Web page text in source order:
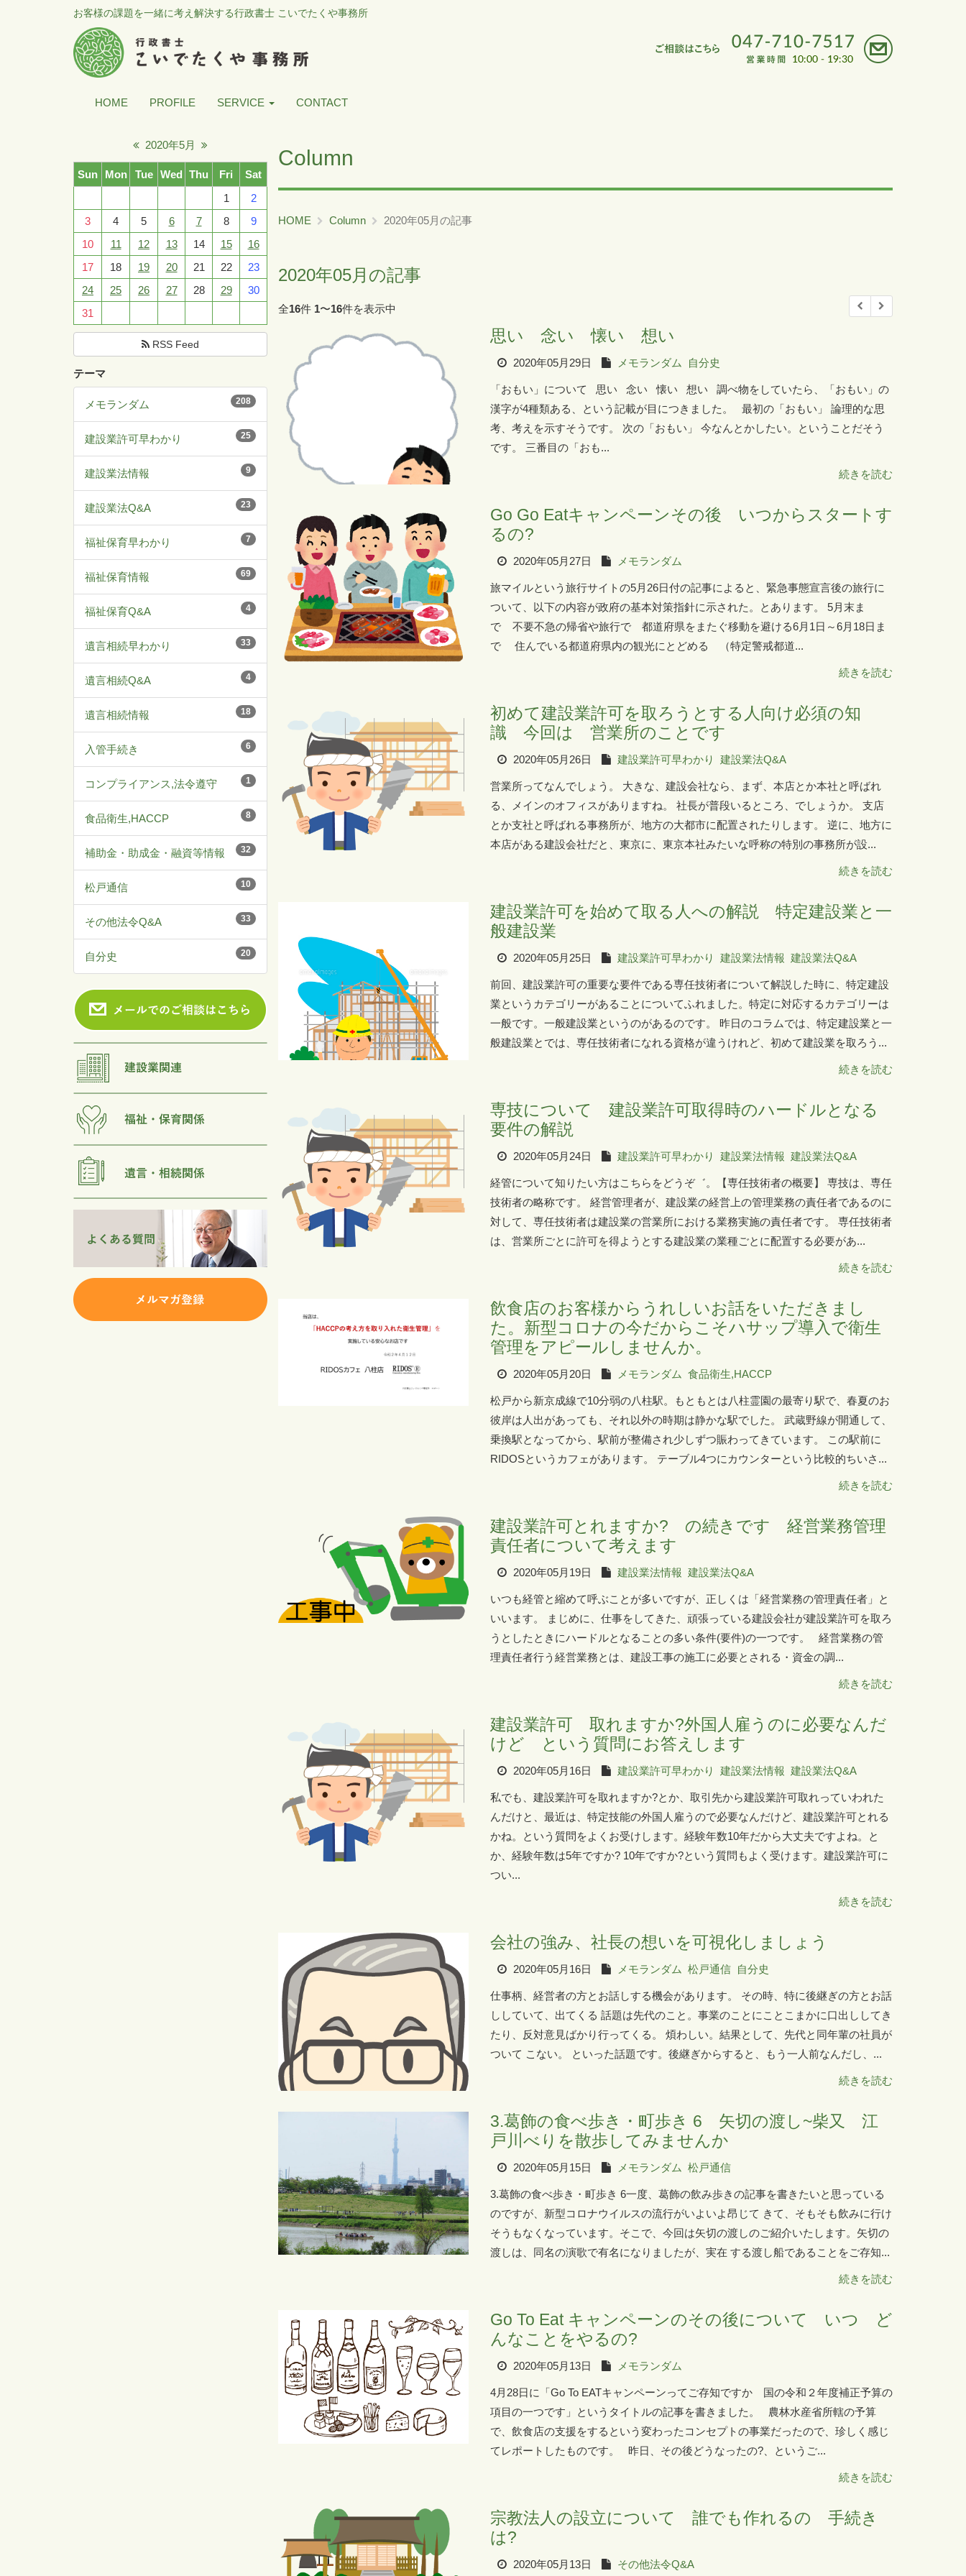
お客様の課題を一緒に考え解決する行政書士 こいでたくや事務所
HOME PROFILE SERVICE CONTACT
2020年5月
Sun Mon Tue Wed Thu Fri
Sat
1
2
3
4 5 6 7 8
9
10
11 12 13 14 15
16
17
18 19 20 21 22
23
24
25 26 27 28 29
30
31
RSS Feed
テーマ
208
メモランダム
25
建設業許可早わかり
9
建設業法情報
23
建設業法Q&A
7
福祉保育早わかり
69
福祉保育情報
4
福祉保育Q&A
33
遺言相続早わかり
4
遺言相続Q&A
18
遺言相続情報
6
入管手続き
1
コンプライアンス,法令遵守
8
食品衛生,HACCP
32
補助金・助成金・融資等情報
10
松戸通信
33
その他法令Q&A
20
自分史
Column
HOME Column 2020年05月の記事
2020年05月の記事
全16件 1〜16件を表示中
思い 念い 懐い 想い
2020年05月29日 メモランダム 自分史
「おもい」について 思い 念い 懐い 想い 調べ物をしていたら、「おもい」の
漢字が4種類ある、という記載が目につきました。 最初の「おもい」 論理的な思
考、考えを示すそうです。 次の「おもい」 今なんとかしたい。ということだそう
です。 三番目の「おも...
続きを読む
Go Go Eatキャンペーンその後 いつからスタートす
るの?
2020年05月27日 メモランダム
旅マイルという旅行サイトの5月26日付の記事によると、緊急事態宣言後の旅行に
ついて、以下の内容が政府の基本対策指針に示された。とあります。 5月末ま
で 不要不急の帰省や旅行で 都道府県をまたぐ移動を避ける6月1日～6月18日ま
で 住んでいる都道府県内の観光にとどめる （特定警戒都道...
続きを読む
初めて建設業許可を取ろうとする人向け必須の知
識 今回は 営業所のことです
2020年05月26日 建設業許可早わかり 建設業法Q&A
営業所ってなんでしょう。 大きな、建設会社なら、まず、本店とか本社と呼ばれ
る、メインのオフィスがありますね。 社長が普段いるところ、でしょうか。 支店
とか支社と呼ばれる事務所が、地方の大都市に配置されたりします。 逆に、地方に
本店がある建設会社だと、東京に、東京本社みたいな呼称の特別の事務所が設...
続きを読む
建設業許可を始めて取る人への解説 特定建設業と一
般建設業
2020年05月25日 建設業許可早わかり 建設業法情報 建設業法Q&A
前回、建設業許可の重要な要件である専任技術者について解説した時に、特定建設
業というカテゴリーがあることについてふれました。特定に対応するカテゴリーは
一般です。一般建設業というのがあるのです。 昨日のコラムでは、特定建設業と一
般建設業とでは、専任技術者になれる資格が違うけれど、初めて建設業を取ろう...
続きを読む
専技について 建設業許可取得時のハードルとなる
要件の解説
2020年05月24日 建設業許可早わかり 建設業法情報 建設業法Q&A
経管について知りたい方はこちらをどうぞ゛。【専任技術者の概要】 専技は、専任
技術者の略称です。 経営管理者が、建設業の経営上の管理業務の責任者であるのに
対して、専任技術者は建設業の営業所における業務実施の責任者です。 専任技術者
は、営業所ごとに許可を得ようとする建設業の業種ごとに配置する必要があ...
続きを読む
飲食店のお客様からうれしいお話をいただきまし
た。新型コロナの今だからこそハサップ導入で衛生
管理をアピールしませんか。
2020年05月20日 メモランダム 食品衛生,HACCP
松戸から新京成線で10分弱の八柱駅。もともとは八柱霊園の最寄り駅で、春夏のお
彼岸は人出があっても、それ以外の時期は静かな駅でした。 武蔵野線が開通して、
乗換駅となってから、駅前が整備され少しずつ賑わってきています。 この駅前に
RIDOSというカフェがあります。 テーブル4つにカウンターという比較的ちいさ...
続きを読む
建設業許可とれますか? の続きです 経営業務管理
責任者について考えます
2020年05月19日 建設業法情報 建設業法Q&A
いつも経管と縮めて呼ぶことが多いですが、正しくは「経営業務の管理責任者」と
いいます。 まじめに、仕事をしてきた、頑張っている建設会社が建設業許可を取ろ
うとしたときにハードルとなることの多い条件(要件)の一つです。 経営業務の管
理責任者行う経営業務とは、建設工事の施工に必要とされる・資金の調...
続きを読む
建設業許可 取れますか?外国人雇うのに必要なんだ
けど という質問にお答えします
2020年05月16日 建設業許可早わかり 建設業法情報 建設業法Q&A
私でも、建設業許可を取れますか?とか、取引先から建設業許可取れっていわれた
んだけと、最近は、特定技能の外国人雇うので必要なんだけど、建設業許可とれる
かね。という質問をよくお受けします。経験年数10年だから大丈夫ですよね。と
か、経験年数は5年ですか? 10年ですか?という質問もよく受けます。建設業許可に
つい...
続きを読む
会社の強み、社長の想いを可視化しましょう
2020年05月16日 メモランダム 松戸通信 自分史
仕事柄、経営者の方とお話しする機会があります。 その時、特に後継ぎの方とお話
ししていて、出てくる 話題は先代のこと。事業のことにことこまかに口出ししてき
たり、反対意見ばかり行ってくる。 煩わしい。結果として、先代と同年輩の社員が
ついて こない。 といった話題です。後継ぎからすると、もう一人前なんだし、...
続きを読む
3.葛飾の食べ歩き・町歩き 6 矢切の渡し~柴又 江
戸川べりを散歩してみませんか
2020年05月15日 メモランダム 松戸通信
3.葛飾の食べ歩き・町歩き 6一度、葛飾の飲み歩きの記事を書きたいと思っている
のですが、新型コロナウイルスの流行がいよいよ昂じて きて、そもそも飲みに行け
そうもなくなっています。そこで、今回は矢切の渡しのご紹介いたします。矢切の
渡しは、同名の演歌で有名になりましたが、実在 する渡し船であることをご存知...
続きを読む
Go To Eat キャンペーンのその後について いつ ど
んなことをやるの?
2020年05月13日 メモランダム
4月28日に「Go To EATキャンペーンってご存知ですか 国の令和２年度補正予算の
項目の一つです」というタイトルの記事を書きました。 農林水産省所轄の予算
で、飲食店の支援をするという変わったコンセプトの事業だったので、珍しく感じ
てレポートしたものです。 昨日、その後どうなったの?、というご...
続きを読む
宗教法人の設立について 誰でも作れるの 手続き
は?
2020年05月13日 その他法令Q&A